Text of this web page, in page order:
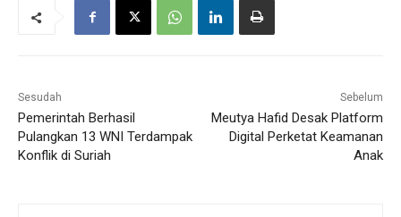
Sesudah
Pemerintah Berhasil
Pulangkan 13 WNI Terdampak
Konflik di Suriah
Sebelum
Meutya Hafid Desak Platform
Digital Perketat Keamanan
Anak